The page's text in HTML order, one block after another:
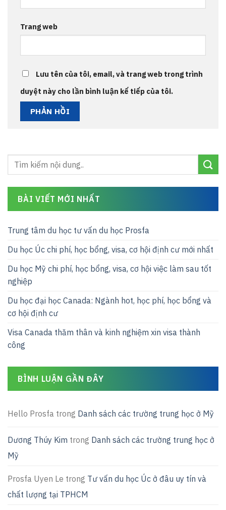
Trang web
Lưu tên của tôi, email, và trang web trong trình
duyệt này cho lần bình luận kế tiếp của tôi.
BÀI VIẾT MỚI NHẤT
Trung tâm du học tư vấn du học Prosfa
Du học Úc chi phí, học bổng, visa, cơ hội định cư mới nhất
Du học Mỹ chi phí, học bổng, visa, cơ hội việc làm sau tốt
nghiệp
Du học đại học Canada: Ngành hot, học phí, học bổng và
cơ hội định cư
Visa Canada thăm thân và kinh nghiệm xin visa thành
công
BÌNH LUẬN GẦN ĐÂY
Hello Prosfa trong Danh sách các trường trung học ở Mỹ
Dương Thúy Kim trong Danh sách các trường trung học ở
Mỹ
Prosfa Uyen Le trong Tư vấn du học Úc ở đâu uy tín và
chất lượng tại TPHCM